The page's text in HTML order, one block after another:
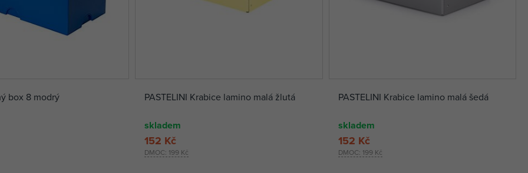
box 8 modrý PASTELINI Krabice lamino malá žlutá
skladem
DMOC: 199 Kč
152 Kč
PASTELINI Krabice lamino malá šedá
skladem
DMOC: 199 Kč
152 Kč